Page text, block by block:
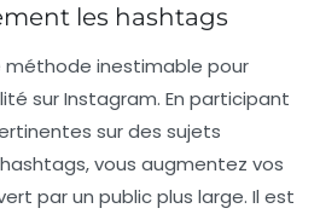
les hashtags
méthode inestimable pour
sur Instagram. En participant
sur des sujets
vous augmentez vos
par un public plus large. Il est